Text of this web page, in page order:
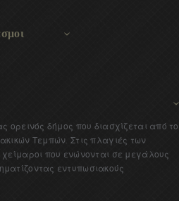
ορεινός δήμος που διασχίζεται από το
Τεμπών. Στις πλαγιές των
που ενώνονται σε μεγάλους
εντυπωσιακούς